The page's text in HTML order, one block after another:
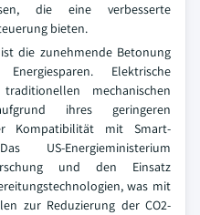
die eine verbesserte
bieten.
die zunehmende Betonung
Elektrische
mechanischen
ihres geringeren
Kompatibilität mit Smart-
US-Energieministerium
und den Einsatz
was mit
zur Reduzierung der CO2-